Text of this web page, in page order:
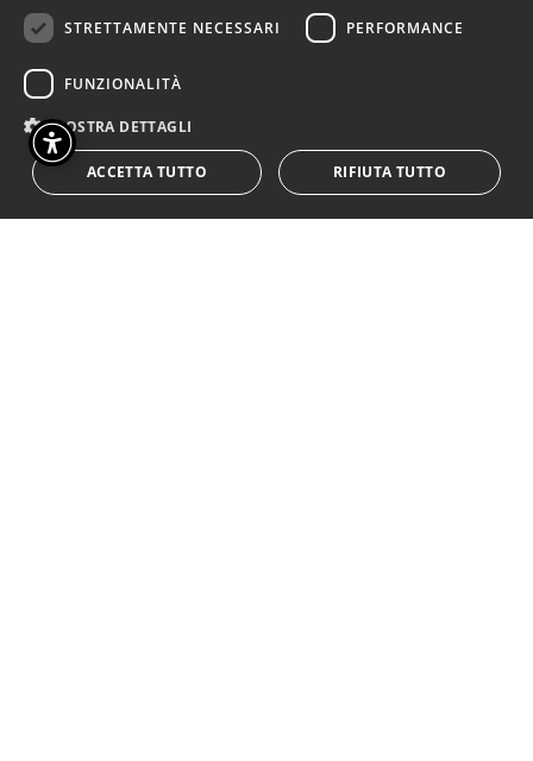
studiare, di amare ed essere
rispettato, di avere una mamma,
sentire la sua voce e imparare da
abbandonati, senza avere avuto
STRETTAMENTE NECESSARI
PERFORMANCE
FUNZIONALITÀ
MOSTRA DETTAGLI
ACCETTA TUTTO RIFIUTA TUTTO